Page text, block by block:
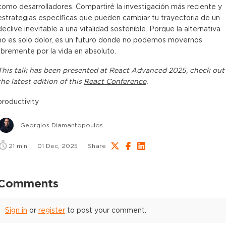
desarrolladores. Compartiré la investigación más reciente y
específicas que pueden cambiar tu trayectoria de un
inevitable a una vitalidad sostenible. Porque la alternativa
es solo dolor, es un futuro donde no podemos movernos
por la vida en absoluto.
talkhas been presented at React Advanced 2025, check out
latest edition of this React Conference.
Georgios Diamantopoulos
21 min 01 Dec, 2025 Share
Sign in or register to post your comment.